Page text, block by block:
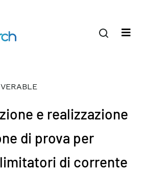
e realizzazione
di prova per
di corrente